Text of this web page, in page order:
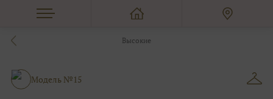
Высокие
Модель №15